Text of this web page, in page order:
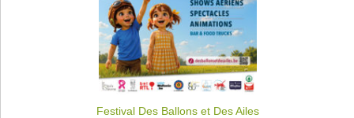
Festival Des Ballons et Des Ailes